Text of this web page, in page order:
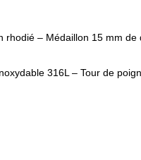
rhodié – Médaillon 15 mm de
316L – Tour de